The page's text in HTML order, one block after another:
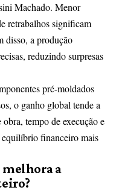
Machado. Menor
retrabalhos significam
disso, a produção
reduzindo surpresas
pré-moldados
o ganho global tende a
tempo de execução e
financeiro mais
a